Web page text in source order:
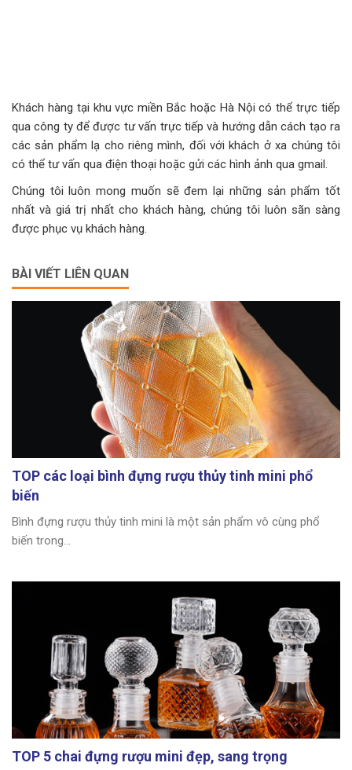
Khách hàng tại khu vực miền Bắc hoặc Hà Nội có thể trực tiếp
qua công ty để được tư vấn trực tiếp và hướng dẫn cách tạo ra
các sản phẩm lạ cho riêng mình, đối với khách ở xa chúng tôi
có thể tư vấn qua điện thoại hoặc gửi các hình ảnh qua gmail.
Chúng tôi luôn mong muốn sẽ đem lại những sản phẩm tốt
nhất và giá trị nhất cho khách hàng, chúng tôi luôn sãn sàng
được phục vụ khách hàng.
BÀI VIẾT LIÊN QUAN
TOP các loại bình đựng rượu thủy tinh mini phổ
biến
Bình đựng rượu thủy tinh mini là một sản phẩm vô cùng phổ
biến trong...
TOP 5 chai đựng rượu mini đẹp, sang trọng